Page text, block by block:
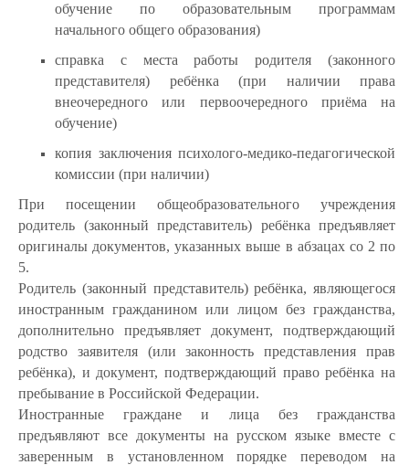
обучение по образовательным программам
начального общего образования)
справка с места работы родителя (законного
представителя) ребёнка (при наличии права
внеочередного или первоочередного приёма на
обучение)
копия заключения психолого-медико-педагогической
комиссии (при наличии)
При посещении общеобразовательного учреждения
родитель (законный представитель) ребёнка предъявляет
оригиналы документов, указанных выше в абзацах со 2 по
5.
Родитель (законный представитель) ребёнка, являющегося
иностранным гражданином или лицом без гражданства,
дополнительно предъявляет документ, подтверждающий
родство заявителя (или законность представления прав
ребёнка), и документ, подтверждающий право ребёнка на
пребывание в Российской Федерации.
Иностранные граждане и лица без гражданства
предъявляют все документы на русском языке вместе с
заверенным в установленном порядке переводом на